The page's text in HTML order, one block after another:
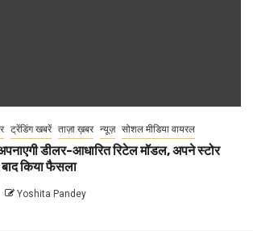
ट्रेंडिंग खबरें ताज़ा ख़बर न्यूज़ सोशल मीडिया वायरल
डीलर-आधारित रिटेल मॉडल, अपने स्टोर
किया फैसला
Yoshita Pandey